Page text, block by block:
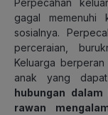
gagal memenuhi
sosialnya.
perceraian,
Keluarga
anak yang
hubungan
rawan